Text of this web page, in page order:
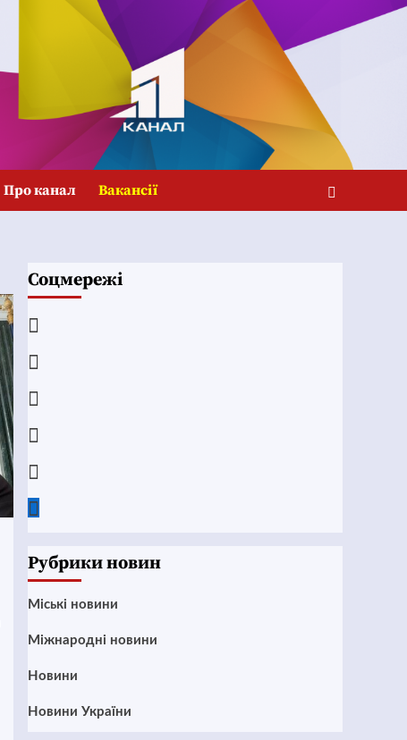
Про канал Вакансії
Соцмережі
Рубрики новин
Mіські новини
Міжнародні новини
Новини
Новини України